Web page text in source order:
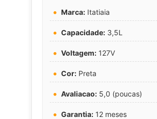
Marca: Itatiaia
Capacidade: 3,5L
Voltagem: 127V
Cor: Preta
Avaliacao: 5,0 (poucas)
Garantia: 12 meses